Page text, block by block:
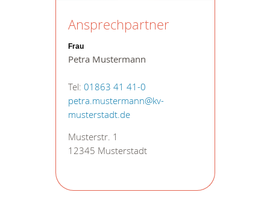
Ansprechpartner
Frau
Petra Mustermann
Tel: 01863 41 41-0
petra.mustermann@kv-
musterstadt.de
Musterstr. 1
12345 Musterstadt